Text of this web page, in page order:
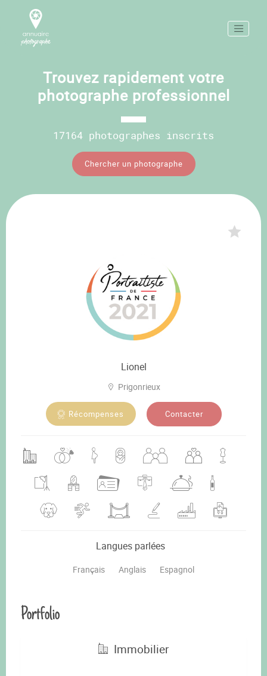
Trouvez rapidement votre
photographe professionnel
17164 photographes inscrits
Chercher un photographe
Lionel
Prigonrieux
Récompenses Contacter
Langues parlées
Français Anglais Espagnol
Portfolio
Immobilier